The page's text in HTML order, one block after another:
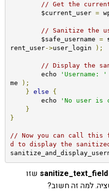
// Get the
        $current_user
=
// Sanitize the
        $safe_username
=
rent_user->user_login );
// Display the
        echo
'Username: '
me
);
} else
{
        echo
'No user is
}
}
// Now you can call this
d to display the sanitized
sanitize_text_field שזו
למה זה חשוב?